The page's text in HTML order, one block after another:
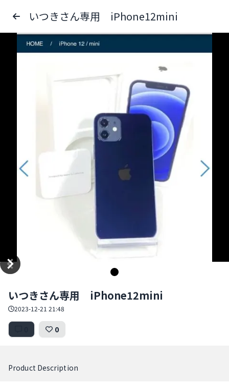
いつきさん専用 iPhone12mini
いつきさん専用 iPhone12mini
2023-12-21 21:48
0
Product Description